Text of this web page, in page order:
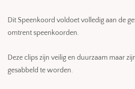
Dit Speenkoord voldoet volledig aan de
omtrent speenkoorden.
Deze clips zijn veilig en duurzaam maar
gesabbeld te worden.